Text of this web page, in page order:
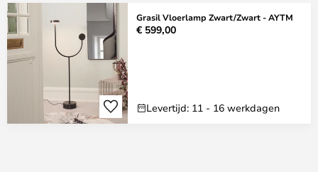
Grasil Vloerlamp Zwart/Zwart - AYTM
€ 599,00
Levertijd: 11 - 16 werkdagen